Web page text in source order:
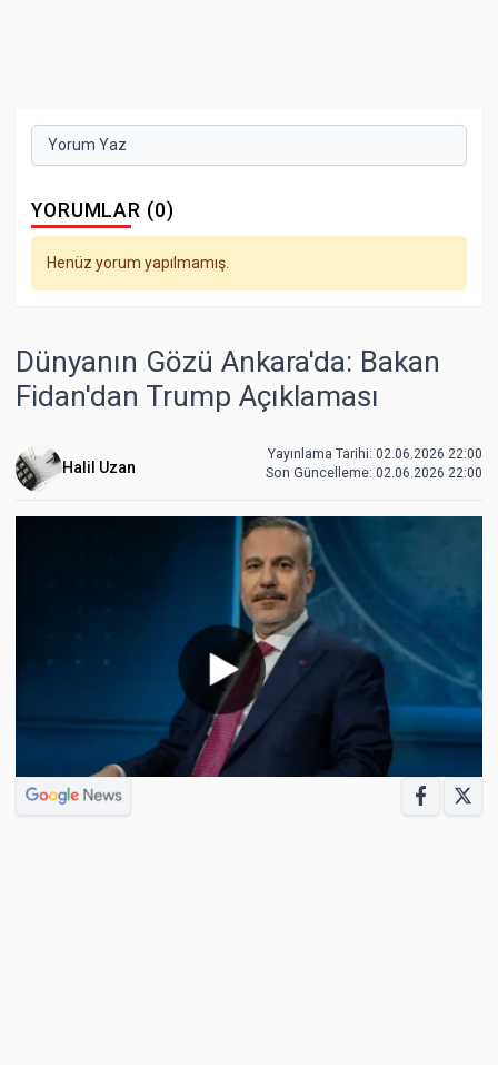
Yorum Yaz
YORUMLAR (0)
Henüz yorum yapılmamış.
Dünyanın Gözü Ankara'da: Bakan
Fidan'dan Trump Açıklaması
Halil Uzan
Yayınlama Tarihi: 02.06.2026 22:00
Son Güncelleme: 02.06.2026 22:00